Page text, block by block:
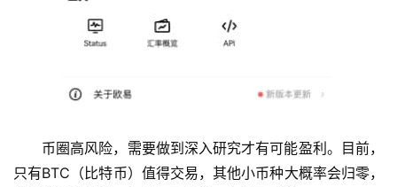
币圈高风险，需要做到深入研究才有可能盈利。目前，
只有BTC（比特币）值得交易，其他小币种大概率会归零，